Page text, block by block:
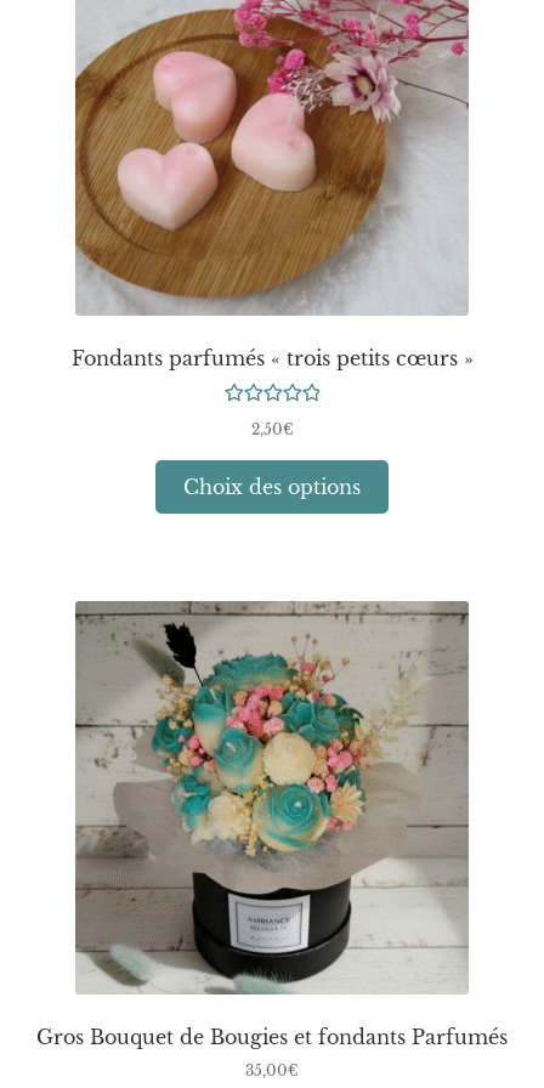
peuvent
être
choisies
sur
la
du
produit
Fondants parfumés « trois petits cœurs »
Note 5.00
2,50€
Choix des options
Ce
produit
Les
options
peuvent
être
choisies
sur
la
page
du
produit
Gros Bouquet de Bougies et fondants Parfumés
35,00€